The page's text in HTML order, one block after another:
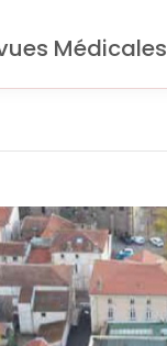
Médicales